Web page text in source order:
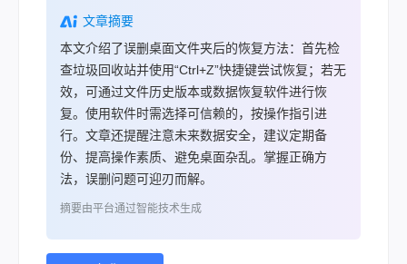
文章摘要
本文介绍了误删桌面文件夹后的恢复方法：首先检
查垃圾回收站并使用“Ctrl+Z”快捷键尝试恢复；若无
效，可通过文件历史版本或数据恢复软件进行恢
复。使用软件时需选择可信赖的，按操作指引进
行。文章还提醒注意未来数据安全，建议定期备
份、提高操作素质、避免桌面杂乱。掌握正确方
法，误删问题可迎刃而解。
摘要由平台通过智能技术生成